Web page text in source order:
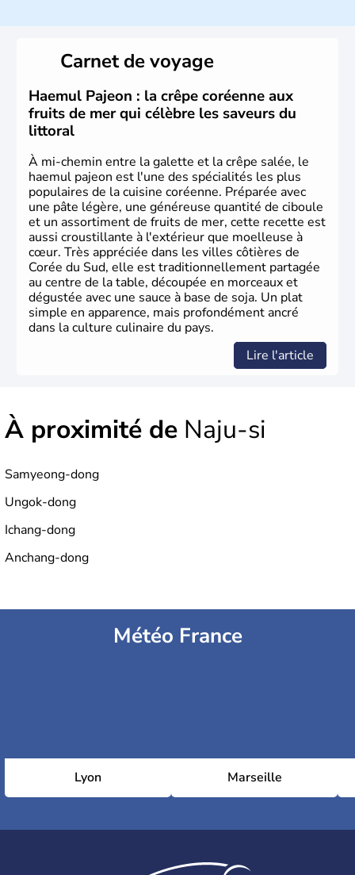
christianisme et le bouddhisme en sont les deux
principales religions. Ce pays partage sa culture avec la
Corée du Nord. Les Jeux Olympiques s’y sont déroulés en
1988, de même que la Coupe du Monde de football en
2002, en collaboration avec le Japon.
Carnet de voyage
Haemul Pajeon : la crêpe coréenne aux
fruits de mer qui célèbre les saveurs du
littoral
À mi-chemin entre la galette et la crêpe salée, le
haemul pajeon est l'une des spécialités les plus
populaires de la cuisine coréenne. Préparée avec
une pâte légère, une généreuse quantité de ciboule
et un assortiment de fruits de mer, cette recette est
aussi croustillante à l'extérieur que moelleuse à
cœur. Très appréciée dans les villes côtières de
Corée du Sud, elle est traditionnellement partagée
au centre de la table, découpée en morceaux et
dégustée avec une sauce à base de soja. Un plat
simple en apparence, mais profondément ancré
dans la culture culinaire du pays.
Lire l'article
À proximité de Naju-si
Samyeong-dong
Ungok-dong
Ichang-dong
Anchang-dong
Météo France
Lyon Marseille